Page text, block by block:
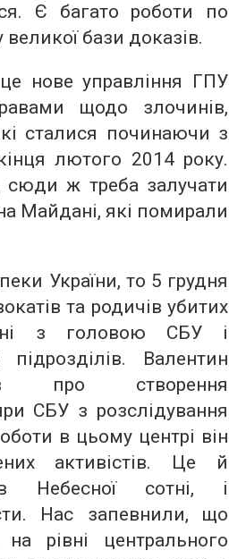
Є багато роботи по
великої бази доказів.
нове управління ГПУ
щодо злочинів,
сталися починаючи з
лютого 2014 року.
ж треба залучати
Майдані, які помирали
України, то 5 грудня
та родичів убитих
з головою СБУ і
Валентин
про створення
СБУ з розслідування
в цьому центрі він
активістів. Це й
Небесної сотні, і
Нас запевнили, що
рівні центрального